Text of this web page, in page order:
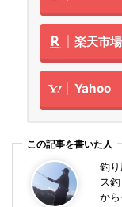
楽天市場
Yahoo
この記事を書いた人
釣
ス
か